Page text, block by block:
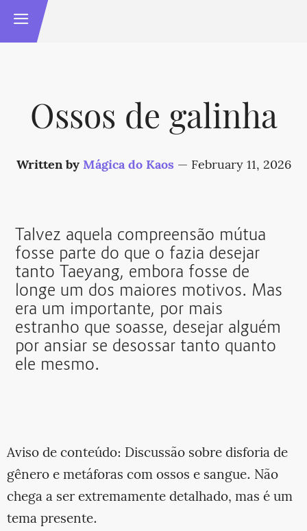
Ossos de galinha
Written by Mágica do Kaos — February 11, 2026
Talvez aquela compreensão mútua
fosse parte do que o fazia desejar
tanto Taeyang, embora fosse de
longe um dos maiores motivos. Mas
era um importante, por mais
estranho que soasse, desejar alguém
por ansiar se desossar tanto quanto
ele mesmo.
Aviso de conteúdo: Discussão sobre disforia de
gênero e metáforas com ossos e sangue. Não
chega a ser extremamente detalhado, mas é um
tema presente.